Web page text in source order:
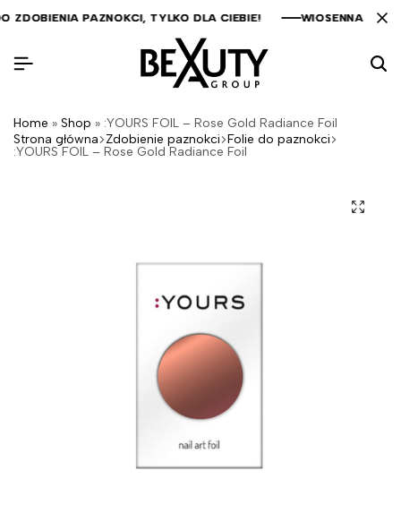
PAZNOKCI, TYLKO DLA CIEBIE! WIOSENNA
PAZNOKCI, TYLKO DLA CIEBIE! WIOSENNA
PAZNOKCI, TYLKO DLA CIEBIE! WIOSENNA
Home » Shop » :YOURS FOIL – Rose Gold Radiance Foil
Strona główna Zdobienie paznokci Folie do paznokci
:YOURS FOIL – Rose Gold Radiance Foil